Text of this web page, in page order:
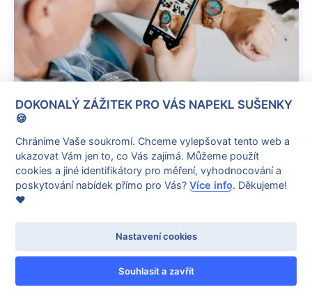
Nejbližší termín 12. 8. 2026
VYROBA DŘEVĚNÝCH HODINEK
od4 190 Kč
DOKONALÝ ZÁŽITEK PRO VÁS NAPEKL SUŠENKY
🍪
Chráníme Vaše soukromí. Chceme vylepšovat tento web a
ukazovat Vám jen to, co Vás zajímá. Můžeme použít
cookies a jiné identifikátory pro měření, vyhodnocování a
poskytování nabídek přímo pro Vás?Více info. Děkujeme!
❤️
Nastavení cookies
Souhlasit a zavřít